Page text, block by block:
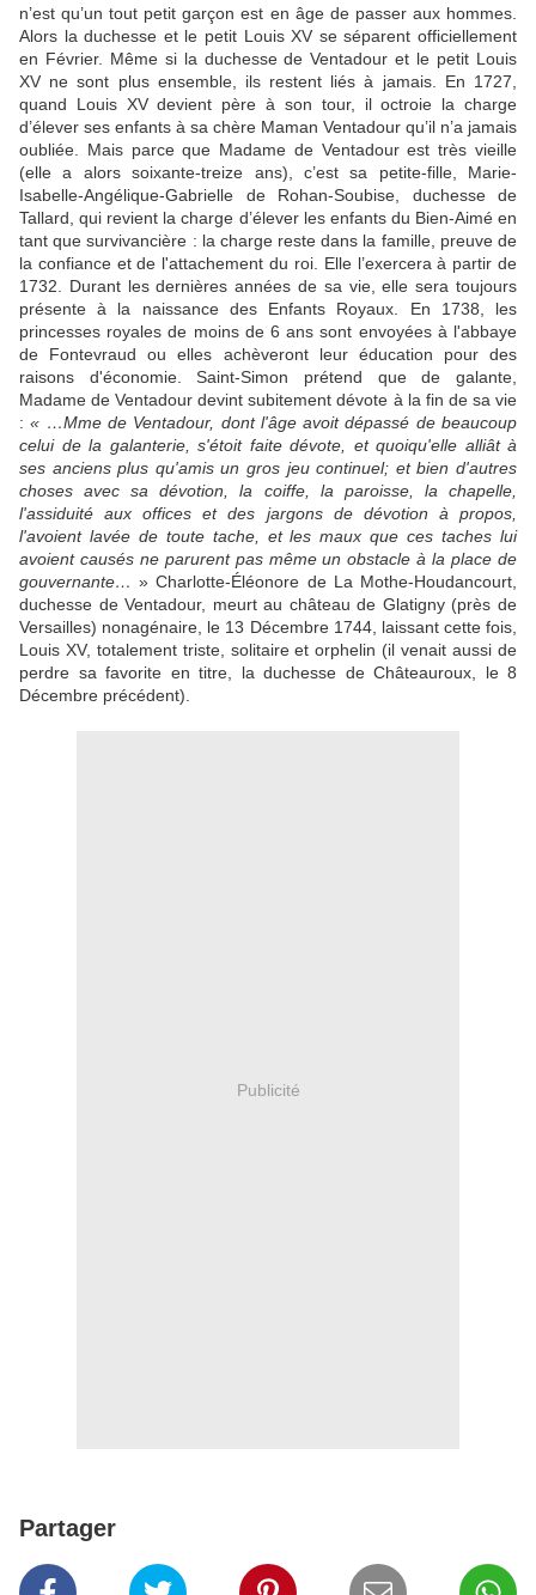
n’est qu’un tout petit garçon est en âge de passer aux hommes.
Alors la duchesse et le petit Louis XV se séparent officiellement
en Février. Même si la duchesse de Ventadour et le petit Louis
XV ne sont plus ensemble, ils restent liés à jamais. En 1727,
quand Louis XV devient père à son tour, il octroie la charge
d’élever ses enfants à sa chère Maman Ventadour qu’il n’a jamais
oubliée. Mais parce que Madame de Ventadour est très vieille
(elle a alors soixante-treize ans), c’est sa petite-fille, Marie-
Isabelle-Angélique-Gabrielle de Rohan-Soubise, duchesse de
Tallard, qui revient la charge d’élever les enfants du Bien-Aimé en
tant que survivancière : la charge reste dans la famille, preuve de
la confiance et de l'attachement du roi. Elle l’exercera à partir de
1732. Durant les dernières années de sa vie, elle sera toujours
présente à la naissance des Enfants Royaux. En 1738, les
princesses royales de moins de 6 ans sont envoyées à l'abbaye
de Fontevraud ou elles achèveront leur éducation pour des
raisons d'économie. Saint-Simon prétend que de galante,
Madame de Ventadour devint subitement dévote à la fin de sa vie
:« …Mme de Ventadour, dont l'âge avoit dépassé de beaucoup
celui de la galanterie, s'étoit faite dévote, et quoiqu'elle alliât à
ses anciens plus qu'amis un gros jeu continuel; et bien d'autres
choses avec sa dévotion, la coiffe, la paroisse, la chapelle,
l'assiduité aux offices et des jargons de dévotion à propos,
l'avoient lavée de toute tache, et les maux que ces taches lui
avoient causés ne parurent pas même un obstacle à la place de
gouvernante…» Charlotte-Éléonore de La Mothe-Houdancourt,
duchesse de Ventadour, meurt au château de Glatigny (près de
Versailles) nonagénaire, le 13 Décembre 1744, laissant cette fois,
Louis XV, totalement triste, solitaire et orphelin (il venait aussi de
perdre sa favorite en titre, la duchesse de Châteauroux, le 8
Décembre précédent).
Publicité
Partager